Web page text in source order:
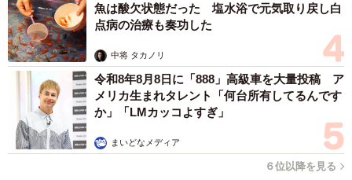
魚は酸欠状態だった 塩水浴で元気取り戻し白
点病の治療も奏功した
中将 タカノリ
令和8年8月8日に「888」高級車を大量投稿 ア
メリカ生まれタレント「何台所有してるんです
か」「LMカッコよすぎ」
まいどなメディア
６位以降を見る